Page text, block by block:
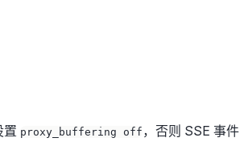
置 proxy_buffering off ，否则 SSE 事件